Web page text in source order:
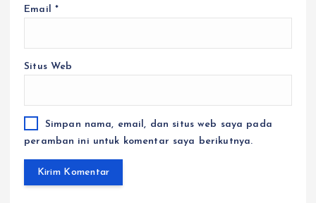
Email *
Situs Web
Simpan nama, email, dan situs web saya pada
peramban ini untuk komentar saya berikutnya.